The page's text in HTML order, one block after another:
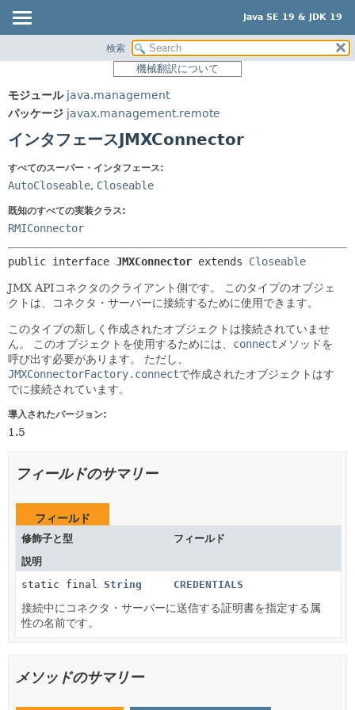
Java SE 19 & JDK 19
パッケージ
使用
ツリー
新規
非推奨
ヘルプ
サマリー:
ネスト済
メソッド
メソッド
検索
機械翻訳について
モジュール java.management
パッケージ javax.management.remote
インタフェースJMXConnector
すべてのスーパー・インタフェース:
AutoCloseable, Closeable
既知のすべての実装クラス:
RMIConnector
public interface JMXConnector extends Closeable
JMX APIコネクタのクライアント側です。
このタイプのオブジェ
クトは、コネクタ・サーバーに接続するために使用できます。
このタイプの新しく作成されたオブジェクトは接続されていませ
ん。
このオブジェクトを使用するためには、 connect メソッドを
呼び出す必要があります。
ただし、
JMXConnectorFactory.connectで作成されたオブジェクトはす
でに接続されています。
導入されたバージョン:
1.5
フィールドのサマリー
フィールド
修飾子と型
フィールド
説明
static final String CREDENTIALS
接続中にコネクタ・サーバーに送信する証明書を指定する属
性の名前です。
メソッドのサマリー